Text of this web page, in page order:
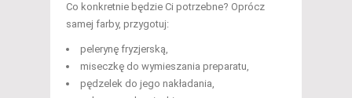
Co konkretnie będzie Ci potrzebne? Oprócz
samej farby, przygotuj:
pelerynę fryzjerską,
miseczkę do wymieszania preparatu,
pędzelek do jego nakładania,